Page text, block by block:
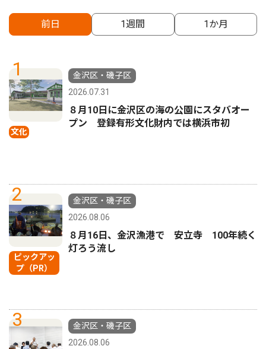
前日 1週間 1か月
1
文化
金沢区・磯子区
2026.07.31
８月10日に金沢区の海の公園にスタバオー
プン 登録有形文化財内では横浜市初
2
ピックアッ
プ（PR）
金沢区・磯子区
2026.08.06
８月16日、金沢漁港で 安立寺 100年続く
灯ろう流し
3
金沢区・磯子区
2026.08.06